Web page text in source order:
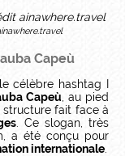
Capeù
célèbre hashtag I
Capeù , au pied
structure fait face à
. Ce slogan, très
a été conçu pour
internationale